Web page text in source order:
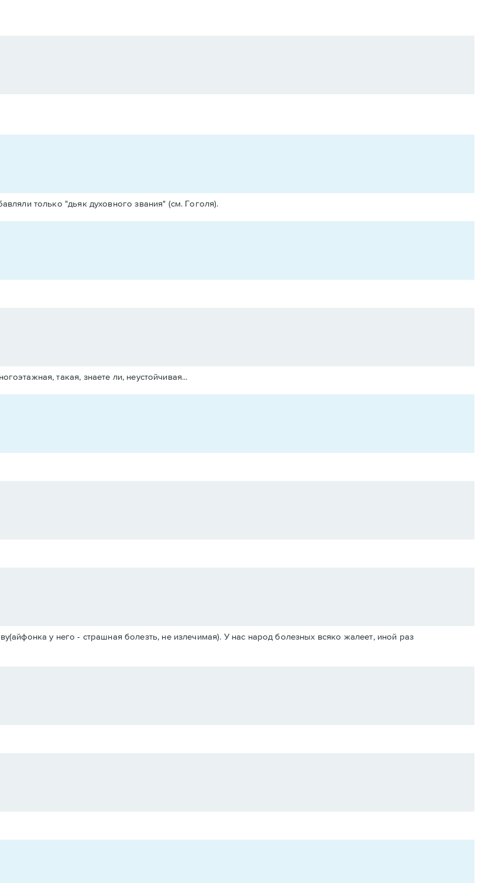
только "дьяк духовного звания" (см. Гоголя).
такая, знаете ли, неустойчивая...
у него - страшная болезть, не излечимая). У нас народ болезных всяко жалеет, иной раз